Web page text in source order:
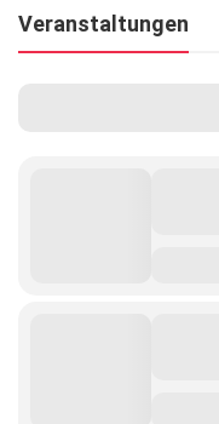
Veranstaltungen